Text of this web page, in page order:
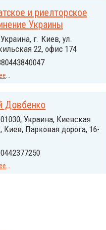
и риелторское
Украины
Украина, г. Киев, ул.
22, офис 174
...
Довбенко
01030, Украина, Киевская
Киев, Парковая дорога, 16-
...